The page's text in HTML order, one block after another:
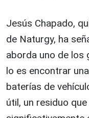
Jesús Chapado,
de Naturgy, ha
aborda uno de
lo es encontrar
baterías de
útil, un residuo